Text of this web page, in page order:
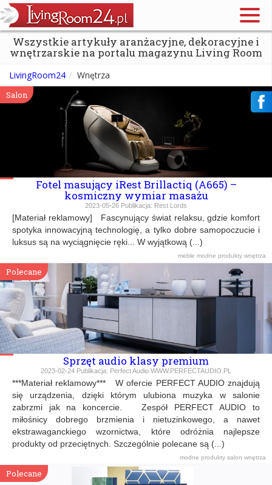
Wszystkie artykuły aranżacyjne, dekoracyjne i
wnętrzarskie na portalu magazynu Living Room
LivingRoom24 Wnętrza
Salon
Fotel masujący iRest Brillactiq (A665) –
kosmiczny wymiar masażu
2023-05-26 Publikacja: Rest Lords
[Materiał reklamowy] Fascynujący świat relaksu, gdzie komfort
spotyka innowacyjną technologię, a tylko dobre samopoczucie i
luksus są na wyciągnięcie ręki... W wyjątkową (...)
meble modne produkty wnętrza
Polecane
Sprzęt audio klasy premium
2023-02-24 Publikacja: Perfect Audio WWW.PERFECTAUDIO.PL
***Materiał reklamowy*** W ofercie PERFECT AUDIO znajdują
się urządzenia, dzięki którym ulubiona muzyka w salonie
zabrzmi jak na koncercie. Zespół PERFECT AUDIO to
miłośnicy dobrego brzmienia i nietuzinkowego, a nawet
ekstrawaganckiego wzornictwa, które odróżnia najlepsze
produkty od przeciętnych. Szczególnie polecane są (...)
modne produkty salon wnętrza
Polecane